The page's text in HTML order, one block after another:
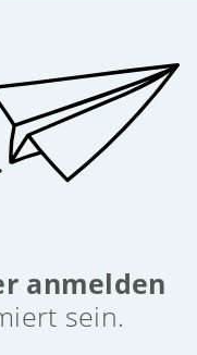
anmelden
sein.